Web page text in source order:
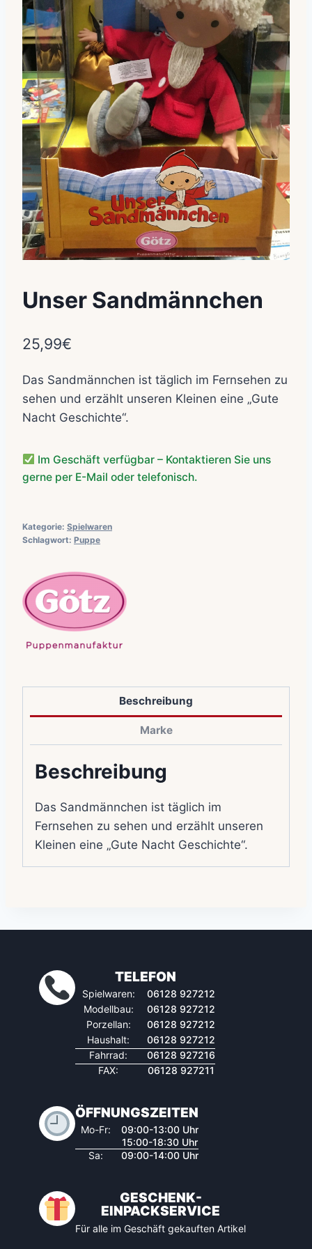
Unser Sandmännchen
25,99€
Das Sandmännchen ist täglich im Fernsehen zu
sehen und erzählt unseren Kleinen eine „Gute
Nacht Geschichte“.
Im Geschäft verfügbar – Kontaktieren Sie uns
gerne per E-Mail oder telefonisch.
Kategorie: Spielwaren
Schlagwort: Puppe
Beschreibung
Marke
Beschreibung
Das Sandmännchen ist täglich im
Fernsehen zu sehen und erzählt unseren
Kleinen eine „Gute Nacht Geschichte“.
TELEFON
Spielwaren:
06128 927212
Modellbau:
06128 927212
Porzellan:
06128 927212
Haushalt:
06128 927212
Fahrrad:
06128 927216
FAX:
06128 927211
ÖFFNUNGSZEITEN
Mo-Fr:
09:00-13:00 Uhr
15:00-18:30 Uhr
Sa:
09:00-14:00 Uhr
GESCHENK-
EINPACKSERVICE
Für alle im Geschäft gekauften Artikel